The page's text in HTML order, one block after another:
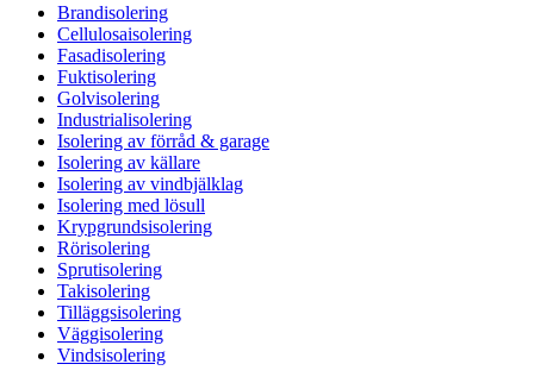
Brandisolering
Cellulosaisolering
Fasadisolering
Fuktisolering
Golvisolering
Industrialisolering
Isolering av förråd & garage
Isolering av källare
Isolering av vindbjälklag
Isolering med lösull
Krypgrundsisolering
Rörisolering
Sprutisolering
Takisolering
Tilläggsisolering
Väggisolering
Vindsisolering